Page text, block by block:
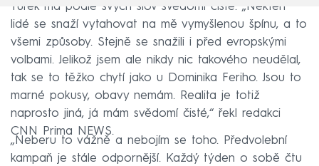
Turek má podle svých slov svědomí čisté. „Někteří
lidé se snaží vytahovat na mě vymyšlenou špínu, a to
všemi způsoby. Stejně se snažili i před evropskými
volbami. Jelikož jsem ale nikdy nic takového neudělal,
tak se to těžko chytí jako u Dominika Feriho. Jsou to
marné pokusy, obavy nemám. Realita je totiž
naprosto jiná, já mám svědomí čisté,“ řekl redakci
CNN Prima NEWS.
„Neberu to vážně a nebojím se toho. Předvolební
kampaň je stále odpornější. Každý týden o sobě čtu